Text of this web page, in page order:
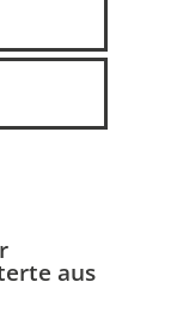
aus